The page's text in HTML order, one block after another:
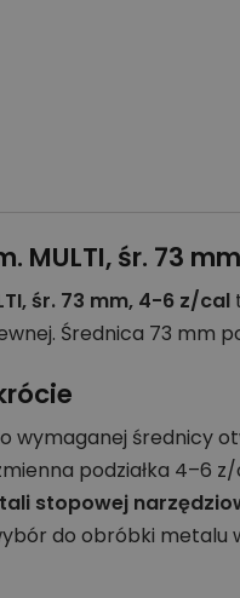
MULTI, śr. 73
śr. 73 mm, 4-6 z/cal
Średnica 73
wymaganej średnicy
podziałka 4–6
stopowej
do obróbki metalu